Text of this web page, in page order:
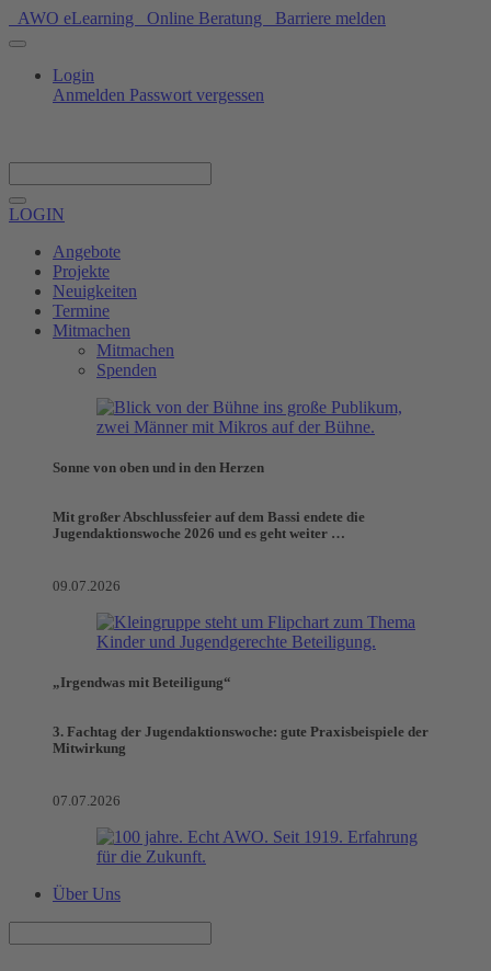
AWO eLearning Online Beratung Barriere melden
Login
Anmelden Passwort vergessen
LOGIN
Angebote
Projekte
Neuigkeiten
Termine
Mitmachen
Mitmachen
Spenden
Sonne von oben und in den Herzen
Mit großer Abschlussfeier auf dem Bassi endete die
Jugendaktionswoche 2026 und es geht weiter …
09.07.2026
„Irgendwas mit Beteiligung“
3. Fachtag der Jugendaktionswoche: gute Praxisbeispiele der
Mitwirkung
07.07.2026
Über Uns